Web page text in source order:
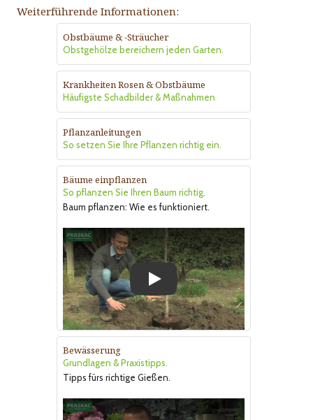
Weiterführende Informationen:
Obstbäume & -Sträucher
Obstgehölze bereichern jeden Garten.
Krankheiten Rosen & Obstbäume
Häufigste Schadbilder & Maßnahmen
Pflanzanleitungen
So setzen Sie Ihre Pflanzen richtig ein.
Bäume einpflanzen
So pflanzen Sie Ihren Baum richtig.
Baum pflanzen: Wie es funktioniert.
Bewässerung
Grundlagen & Praxistipps.
Tipps fürs richtige Gießen.